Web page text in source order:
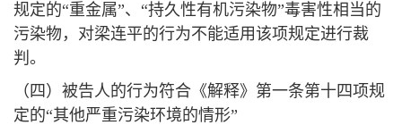
规定的“重金属”、“持久性有机污染物”毒害性相当的
污染物，对梁连平的行为不能适用该项规定进行裁
判。
（四）被告人的行为符合《解释》第一条第十四项规
定的“其他严重污染环境的情形”